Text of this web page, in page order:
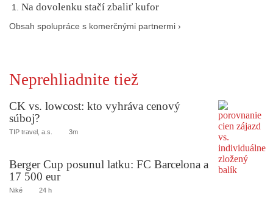
Na dovolenku stačí zbaliť kufor
Obsah spolupráce s komerčnými partnermi ›
Neprehliadnite tiež
CK vs. lowcost: kto vyhráva cenový
súboj?
TIP travel, a.s. 3m
Berger Cup posunul latku: FC Barcelona a
17 500 eur
Niké 24 h